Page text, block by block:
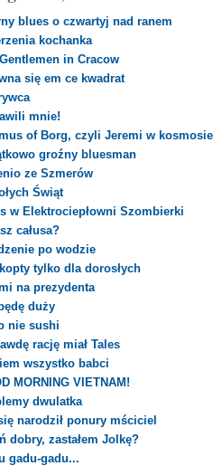
blues o czwartyj nad ranem
kochanka
in Cracow
się em ce kwadrat
mnie!
of Borg, czyli Jeremi w kosmosie
groźny bluesman
ze Szmerów
Świąt
w Elektrociepłowni Szombierki
całusa?
po wodzie
tylko dla dorosłych
na prezydenta
duży
nie sushi
rację miał Tales
wszystko babci
MORNING VIETNAM!
dwulatka
narodził ponury mściciel
dobry, zastałem Jolkę?
gadu-gadu...